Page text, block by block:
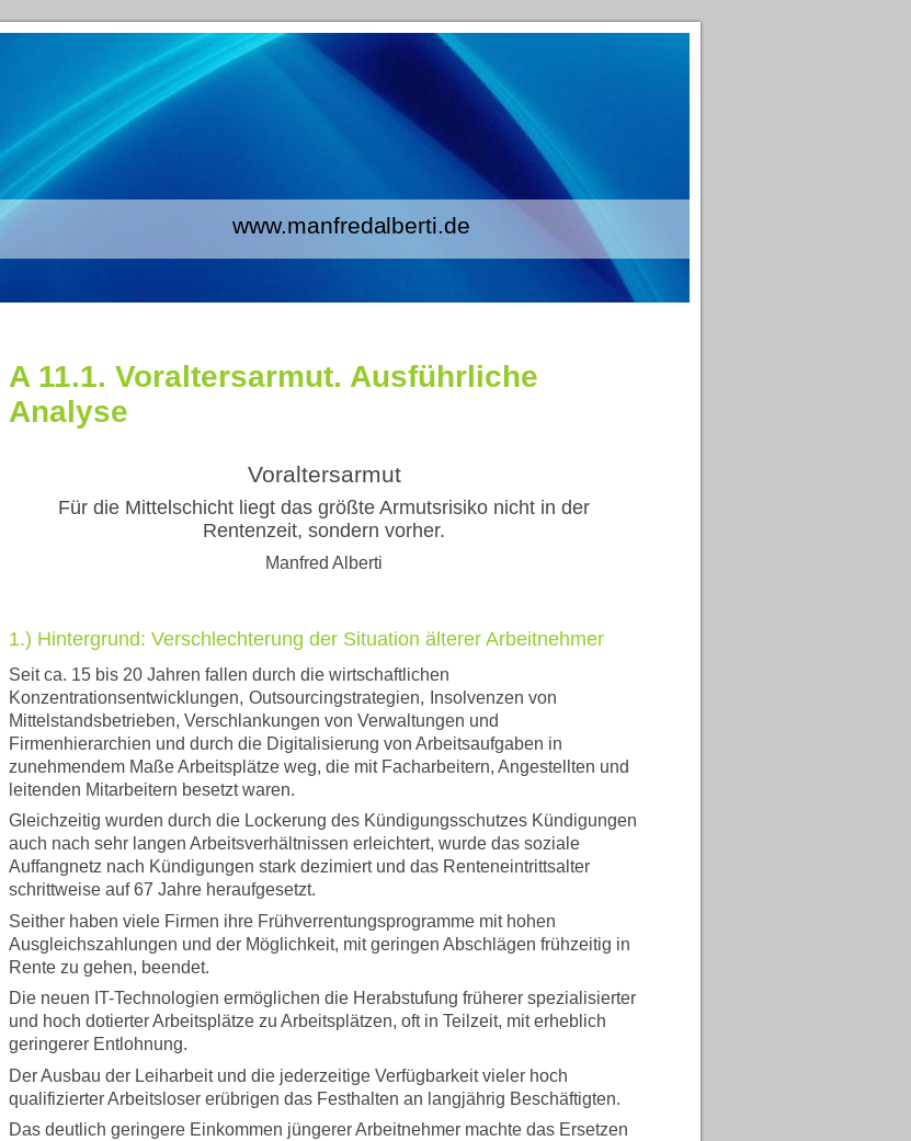
www.manfredalberti.de
A 11.1. Voraltersarmut. Ausführliche
Analyse
Voraltersarmut
Für die Mittelschicht liegt das größte Armutsrisiko nicht in der
Rentenzeit, sondern vorher.
Manfred Alberti
1.) Hintergrund: Verschlechterung der Situation älterer Arbeitnehmer
Seit ca. 15 bis 20 Jahren fallen durch die wirtschaftlichen
Konzentrationsentwicklungen, Outsourcingstrategien,
Insolvenzen von
Mittelstandsbetrieben, Verschlankungen von Verwaltungen und
Firmenhierarchien und durch die Digitalisierung von Arbeitsaufgaben in
zunehmendem Maße Arbeitsplätze weg, die mit Facharbeitern, Angestellten und
leitenden Mitarbeitern besetzt waren.
Gleichzeitig wurden durch die Lockerung des Kündigungsschutzes Kündigungen
auch nach sehr langen Arbeitsverhältnissen erleichtert, wurde das soziale
Auffangnetz nach Kündigungen stark dezimiert und das Renteneintrittsalter
schrittweise auf 67 Jahre heraufgesetzt.
Seither haben viele Firmen ihre Frühverrentungsprogramme mit hohen
Ausgleichszahlungen und der Möglichkeit, mit geringen Abschlägen frühzeitig in
Rente zu gehen, beendet.
Die neuen IT-Technologien ermöglichen die Herabstufung früherer spezialisierter
und hoch dotierter Arbeitsplätze zu Arbeitsplätzen, oft in Teilzeit, mit erheblich
geringerer Entlohnung.
Der Ausbau der Leiharbeit und die jederzeitige Verfügbarkeit vieler hoch
qualifizierter Arbeitsloser erübrigen das Festhalten an langjährig Beschäftigten.
Das deutlich geringere Einkommen jüngerer Arbeitnehmer machte das Ersetzen